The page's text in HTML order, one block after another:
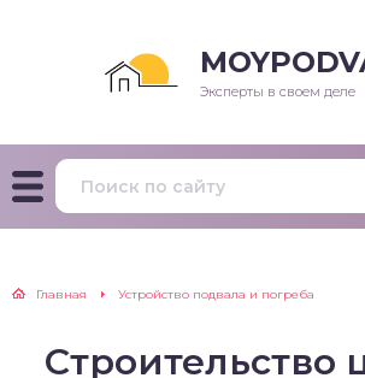
Эксперты в своем деле
Главная Устройство подвала и погреба
Строительство